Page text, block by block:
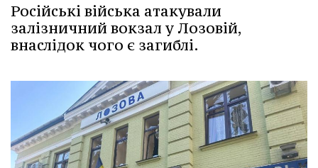
Російські війська атакували
залізничний вокзал у Лозовій,
внаслідок чого є загиблі.